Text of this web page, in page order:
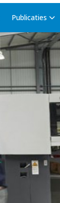
Publicaties